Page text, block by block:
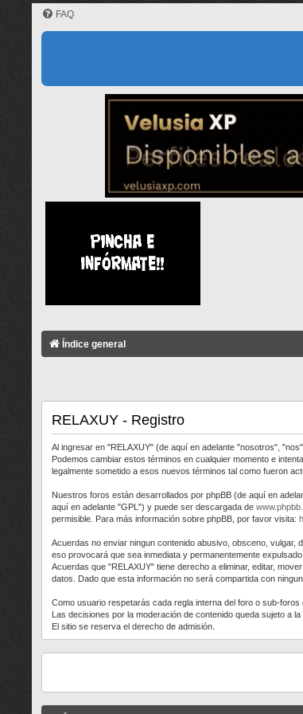
FAQ
Índice general
RELAXUY - Registro
Al ingresar en "RELAXUY" (de aquí en adelante "nosotros",
Podemos cambiar estos términos en cualquier momento e
legalmente sometido a esos nuevos términos tal como fueron
Nuestros foros están desarrollados por phpBB (de aquí en
aquí en adelante "GPL") y puede ser descargada de
permisible. Para más información sobre phpBB, por favor visita:
Acuerdas no enviar ningun contenido abusivo, obsceno, vulgar,
eso provocará que sea inmediata y permanentemente
Acuerdas que "RELAXUY" tiene derecho a eliminar, editar,
datos. Dado que esta información no será compartida con
Como usuario respetarás cada regla interna del foro o sub-
Las decisiones por la moderación de contenido queda sujeto a
El sitio se reserva el derecho de admisión.